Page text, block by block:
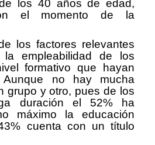
los 40 años de edad,
el momento de la
los factores relevantes
empleabilidad de los
formativo que hayan
Aunque no hay mucha
grupo y otro, pues de los
duración el 52% ha
máximo la educación
cuenta con un título